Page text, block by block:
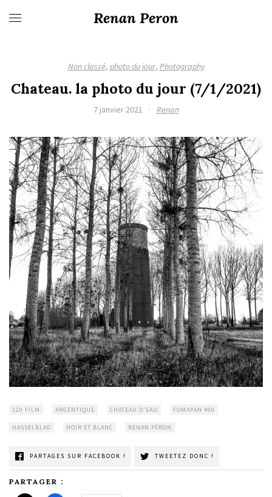
Renan Peron
Non classé, photo du jour, Photography
Chateau. la photo du jour (7/1/2021)
7 janvier 2021 · Renan
120 FILM ARGENTIQUE CHATEAU D'EAU FOMAPAN 400
HASSELBLAD NOIR ET BLANC RENAN PÉRON
PARTAGES SUR FACEBOOK ! TWEETEZ DONC !
PARTAGER :